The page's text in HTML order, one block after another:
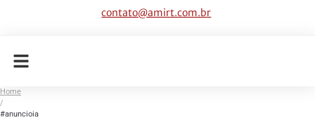
contato@amirt.com.br
Home
/
#anuncioia